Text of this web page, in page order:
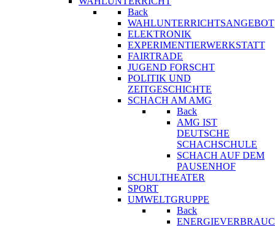
Back
WAHLUNTERRICHTSANGEBOT
ELEKTRONIK
EXPERIMENTIERWERKSTATT
FAIRTRADE
JUGEND FORSCHT
POLITIK UND
ZEITGESCHICHTE
SCHACH AM AMG
Back
AMG IST
DEUTSCHE
SCHACHSCHULE
SCHACH AUF DEM
PAUSENHOF
SCHULTHEATER
SPORT
UMWELTGRUPPE
Back